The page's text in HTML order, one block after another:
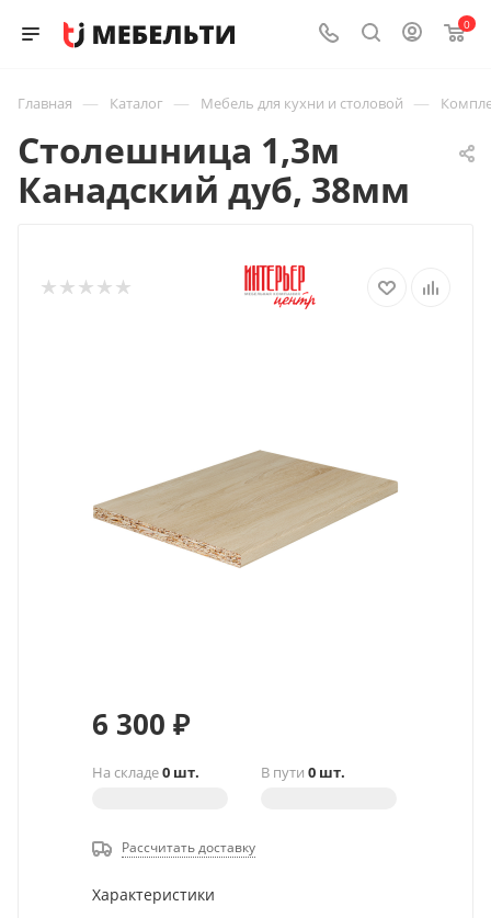
0
Главная — Каталог — Мебель для кухни и столовой —
Столешница 1,3м
Канадский дуб, 38мм
6 300 ₽
На складе0 шт. В пути 0 шт.
Рассчитать доставку
Характеристики